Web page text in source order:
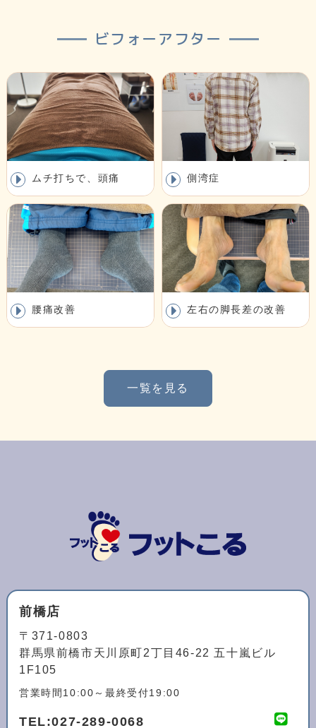
ビフォーアフター
ムチ打ちで、頭痛 側湾症
腰痛改善 左右の脚長差の改善
一覧を見る
前橋店
〒371-0803
群馬県前橋市天川原町2丁目46-22 五十嵐ビル
1F105
営業時間10:00～最終受付19:00
TEL:027-289-0068